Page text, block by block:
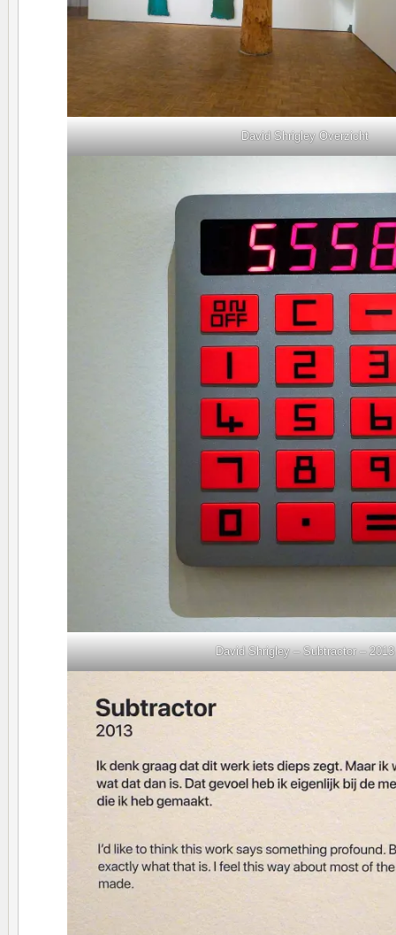
David Shrigley Overzicht
David Shrigley – Subtractor – 2013